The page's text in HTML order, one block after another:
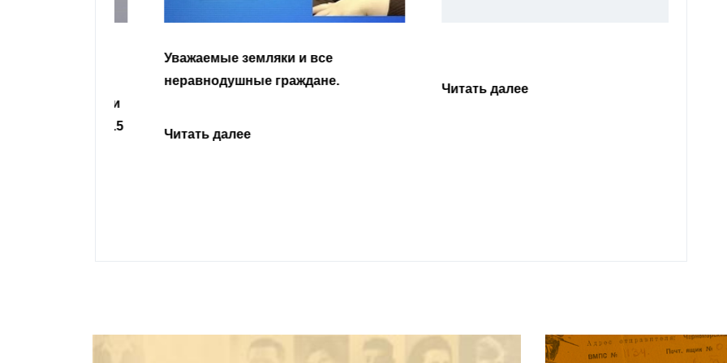
Уважаемые земляки и все
неравнодушные граждане.
Читать далее
Читать далее